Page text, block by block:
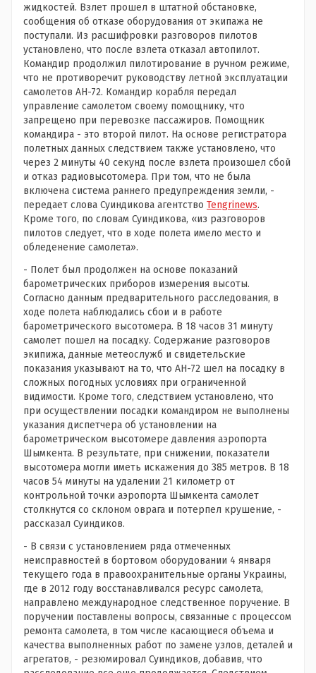
жидкостей. Взлет прошел в штатной обстановке,
сообщения об отказе оборудования от экипажа не
поступали. Из расшифровки разговоров пилотов
установлено, что после взлета отказал автопилот.
Командир продолжил пилотирование в ручном режиме,
что не противоречит руководству летной эксплуатации
самолетов АН-72. Командир корабля передал
управление самолетом своему помощнику, что
запрещено при перевозке пассажиров. Помощник
командира - это второй пилот. На основе регистратора
полетных данных следствием также установлено, что
через 2 минуты 40 секунд после взлета произошел сбой
и отказ радиовысотомера. При том, что не была
включена система раннего предупреждения земли, -
передает слова Суиндикова агентство Tengrinews.
Кроме того, по словам Суиндикова, «из разговоров
пилотов следует, что в ходе полета имело место и
обледенение самолета».
- Полет был продолжен на основе показаний
барометрических приборов измерения высоты.
Согласно данным предварительного расследования, в
ходе полета наблюдались сбои и в работе
барометрического высотомера. В 18 часов 31 минуту
самолет пошел на посадку. Содержание разговоров
экипижа, данные метеослужб и свидетельские
показания указывают на то, что АН-72 шел на посадку в
сложных погодных условиях при ограниченной
видимости. Кроме того, следствием установлено, что
при осуществлении посадки командиром не выполнены
указания диспетчера об установлении на
барометрическом высотомере давления аэропорта
Шымкента. В результате, при снижении, показатели
высотомера могли иметь искажения до 385 метров. В 18
часов 54 минуты на удалении 21 километр от
контрольной точки аэропорта Шымкента самолет
столкнутся со склоном оврага и потерпел крушение, -
рассказал Суиндиков.
- В связи с установлением ряда отмеченных
неисправностей в бортовом оборудовании 4 января
текущего года в правоохранительные органы Украины,
где в 2012 году восстанавливался ресурс самолета,
направлено международное следственное поручение. В
поручении поставлены вопросы, связанные с процессом
ремонта самолета, в том числе касающиеся объема и
качества выполненных работ по замене узлов, деталей и
агрегатов, - резюмировал Суиндиков, добавив, что